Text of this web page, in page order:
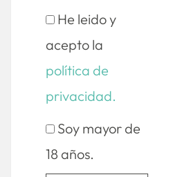
He leido y
acepto la
política de
privacidad.
Soy mayor de
18 años.